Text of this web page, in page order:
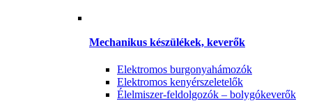
Mechanikus készülékek, keverők
Elektromos burgonyahámozók
Elektromos kenyérszeletelők
Élelmiszer-feldolgozók – bolygókeverők